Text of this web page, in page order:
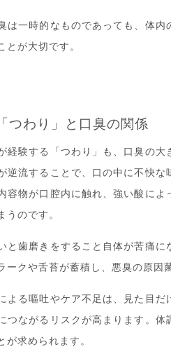
は一時的なものであっても、体
とが大切です。
つわり」と口臭の関係
経験する「つわり」も、口臭の
逆流することで、口の中に不快
容物が口腔内に触れ、強い酸に
うのです。
と歯磨きをすること自体が苦痛
ークや舌苔が蓄積し、悪臭の原因
よる嘔吐やケア不足は、見た目
つながるリスクが高まります。
が求められます。